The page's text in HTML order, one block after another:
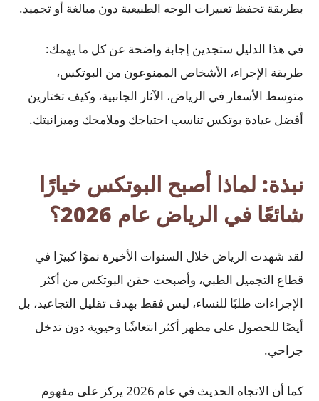
بطريقة تحفظ تعبيرات الوجه الطبيعية دون مبالغة أو تجميد.
في هذا الدليل ستجدين إجابة واضحة عن كل ما يهمك:
طريقة الإجراء، الأشخاص الممنوعون من البوتكس،
متوسط الأسعار في الرياض، الآثار الجانبية، وكيف تختارين
أفضل عيادة بوتكس تناسب احتياجك وملامحك وميزانيتك.
نبذة: لماذا أصبح البوتكس خيارًا
شائعًا في الرياض عام 2026؟
لقد شهدت الرياض خلال السنوات الأخيرة نموًا كبيرًا في
قطاع التجميل الطبي، وأصبحت حقن البوتكس من أكثر
الإجراءات طلبًا للنساء، ليس فقط بهدف تقليل التجاعيد، بل
أيضًا للحصول على مظهر أكثر انتعاشًا وحيوية دون تدخل
جراحي.
كما أن الاتجاه الحديث في عام 2026 يركز على مفهوم